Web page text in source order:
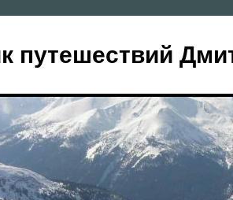
путешествий